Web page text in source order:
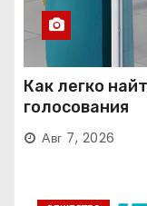
Как легко
голосования
Авг 7, 2026